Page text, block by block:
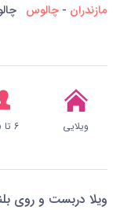
مازندران- چالوس
ویلایی 6 تا 15 نفر
ویلا دربست و روی